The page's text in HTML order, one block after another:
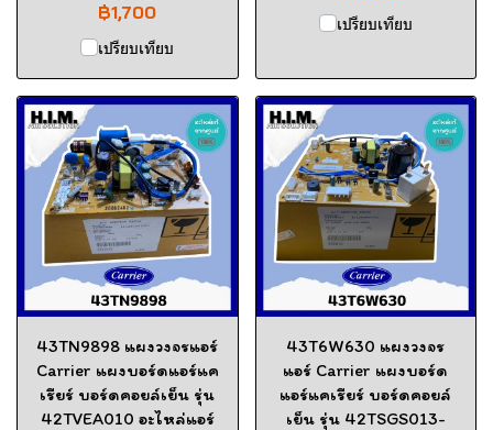
฿1,700
เปรียบเทียบ
เปรียบเทียบ
43TN9898 แผงวงจรแอร์
Carrier แผงบอร์ดแอร์แค
เรียร์ บอร์ดคอยล์เย็น รุ่น
42TVEA010 อะไหล่แอร์
43T6W630 แผงวงจร
แอร์ Carrier แผงบอร์ด
แอร์แคเรียร์ บอร์ดคอยล์
เย็น รุ่น 42TSGS013-